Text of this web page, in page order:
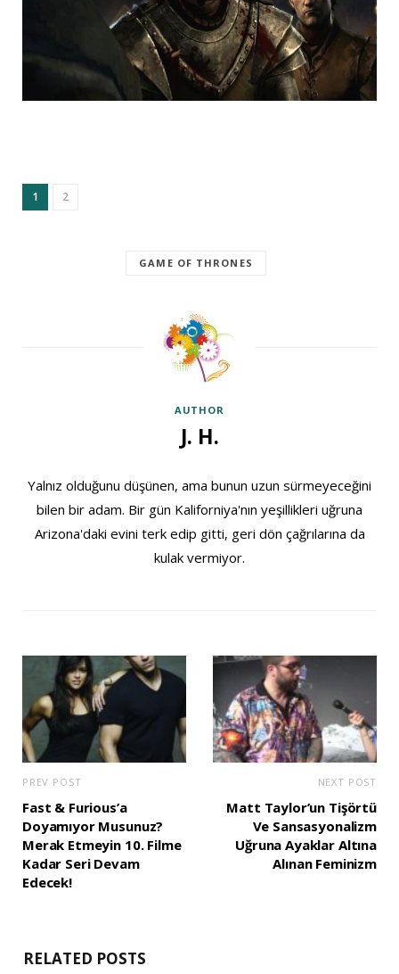
1 2
GAME OF THRONES
AUTHOR
J. H.
Yalnız olduğunu düşünen, ama bunun uzun sürmeyeceğini
bilen bir adam. Bir gün Kaliforniya'nın yeşillikleri uğruna
Arizona'daki evini terk edip gitti, geri dön çağrılarına da
kulak vermiyor.
PREV POST
Fast & Furious’a
Doyamıyor Musunuz?
Merak Etmeyin 10. Filme
Kadar Seri Devam
Edecek!
NEXT POST
Matt Taylor’un Tişörtü
Ve Sansasyonalizm
Uğruna Ayaklar Altına
Alınan Feminizm
RELATED POSTS